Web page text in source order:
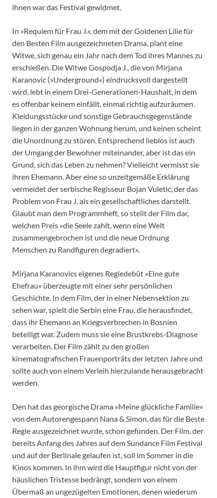
ihnen war das Festival gewidmet.
In »Requiem für Frau J.«, dem mit der Goldenen Lilie für
den Besten Film ausgezeichneten Drama, plant eine
Witwe, sich genau ein Jahr nach dem Tod ihres Mannes zu
erschießen. Die Witwe Gospodja J., die von Mirjana
Karanovic (»Underground«) eindrucksvoll dargestellt
wird, lebt in einem Drei-Generationen-Haushalt, in dem
es offenbar keinem einfällt, einmal richtig aufzuräumen.
Kleidungsstücke und sonstige Gebrauchsgegenstände
liegen in der ganzen Wohnung herum, und keinen scheint
die Unordnung zu stören. Entsprechend lieblos ist auch
der Umgang der Bewohner miteinander, aber ist das ein
Grund, sich das Leben zu nehmen? Vielleicht vermisst sie
ihren Ehemann. Aber eine so unzeitgemäße Erklärung
vermeidet der serbische Regisseur Bojan Vuletic, der das
Problem von Frau J. als ein gesellschaftliches darstellt.
Glaubt man dem Programmheft, so stellt der Film dar,
welchen Preis »die Seele zahlt, wenn eine Welt
zusammengebrochen ist und die neue Ordnung
Menschen zu Randfiguren degradiert«.
Mirjana Karanovics eigenes Regiedebüt »Eine gute
Ehefrau« überzeugte mit einer sehr persönlichen
Geschichte. In dem Film, der in einer Nebensektion zu
sehen war, spielt die Serbin eine Frau, die herausfindet,
dass ihr Ehemann an Kriegsverbrechen in Bosnien
beteiligt war. Zudem muss sie eine Brustkrebs-Diagnose
verarbeiten. Der Film zählt zu den großen
kinematografischen Frauenporträts der letzten Jahre und
sollte auch von einem Verleih hierzulande herausgebracht
werden.
Den hat das georgische Drama »Meine glückliche Familie«
von dem Autorengespann Nana & Simon, das für die Beste
Regie ausgezeichnet wurde, schon gefunden. Der Film, der
bereits Anfang des Jahres auf dem Sundance Film Festival
und auf der Berlinale gelaufen ist, soll im Sommer in die
Kinos kommen. In ihm wird die Hauptfigur nicht von der
häuslichen Tristesse bedrängt, sondern von einem
Übermaß an ungezügelten Emotionen, denen wiederum